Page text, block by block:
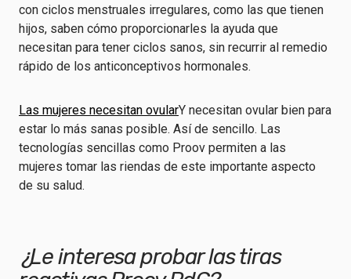
con ciclos menstruales irregulares, como las que tienen
hijos, saben cómo proporcionarles la ayuda que
necesitan para tener ciclos sanos, sin recurrir al remedio
rápido de los anticonceptivos hormonales.
Las mujeres necesitan ovularY necesitan ovular bien para
estar lo más sanas posible. Así de sencillo. Las
tecnologías sencillas como Proov permiten a las
mujeres tomar las riendas de este importante aspecto
de su salud.
¿Le interesa probar las tiras